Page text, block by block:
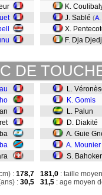
K.
J. Sablé (A.
X.
F. Dja
DE
: 178,7
: 30,5
L.
K. Gomis
L. Palun
D. Diakité
A. Guie
A. Mounier
S.
181,0 : taille
31,5 : age moyen